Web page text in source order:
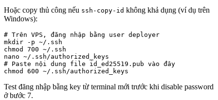
Hoặc copy thủ công nếu ssh-copy-id không khả dụng (ví dụ trên
Windows):
# Trên VPS, đăng nhập bằng user deployer
mkdir -p ~/.ssh
chmod 700 ~/.ssh
nano ~/.ssh/authorized_keys
# Paste nội dung file id_ed25519.pub vào đây
chmod 600 ~/.ssh/authorized_keys
Test đăng nhập bằng key từ terminal mới trước khi disable password
ở bước 7.